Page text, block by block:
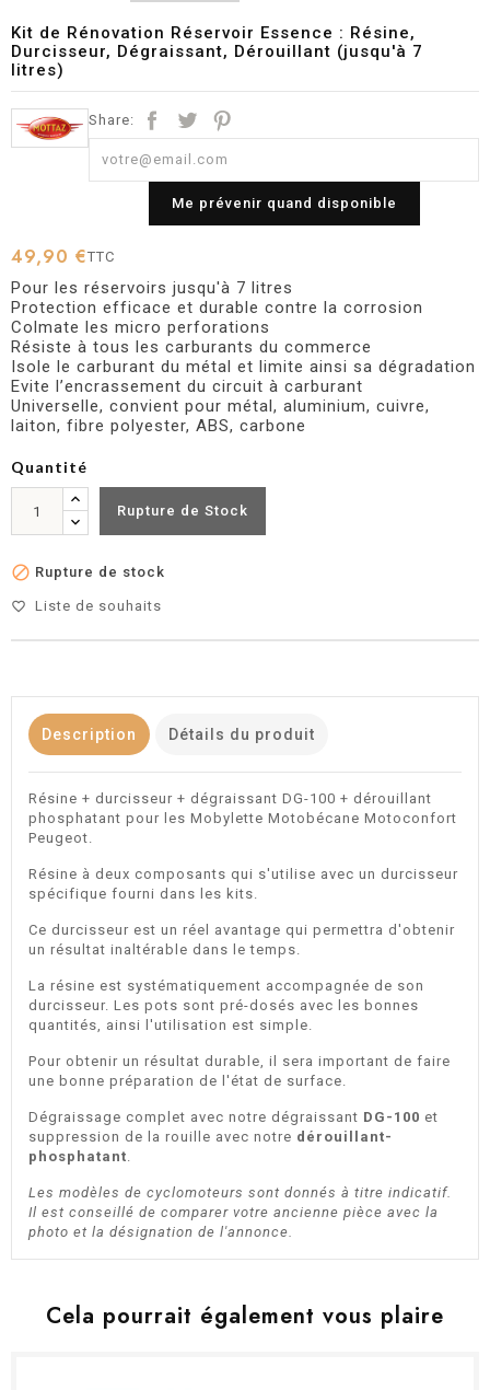
Kit de Rénovation Réservoir Essence : Résine,
Durcisseur, Dégraissant, Dérouillant (jusqu'à 7
litres)
Share:
Me prévenir quand disponible
49,90 €TTC
Pour les réservoirs jusqu'à 7 litres
Protection efficace et durable contre la corrosion
Colmate les micro perforations
Résiste à tous les carburants du commerce
Isole le carburant du métal et limite ainsi sa dégradation
Evite l’encrassement du circuit à carburant
Universelle, convient pour métal, aluminium, cuivre,
laiton, fibre polyester, ABS, carbone
Quantité
Rupture de Stock
 Rupture de stock
favorite_border Liste de souhaits
Description Détails du produit
Résine + durcisseur + dégraissant DG-100 + dérouillant
phosphatant pour les Mobylette Motobécane Motoconfort
Peugeot.
Résine à deux composants qui s'utilise avec un durcisseur
spécifique fourni dans les kits.
Ce durcisseur est un réel avantage qui permettra d'obtenir
un résultat inaltérable dans le temps.
La résine est systématiquement accompagnée de son
durcisseur. Les pots sont pré-dosés avec les bonnes
quantités, ainsi l'utilisation est simple.
Pour obtenir un résultat durable, il sera important de faire
une bonne préparation de l'état de surface.
Dégraissage complet avec notre dégraissant DG-100 et
suppression de la rouille avec notre dérouillant-
phosphatant
Les modèles de cyclomoteurs sont donnés à titre indicatif.
Il est conseillé de comparer votre ancienne pièce avec la
photo et la désignation de l'annonce.
Cela pourrait également vous plaire